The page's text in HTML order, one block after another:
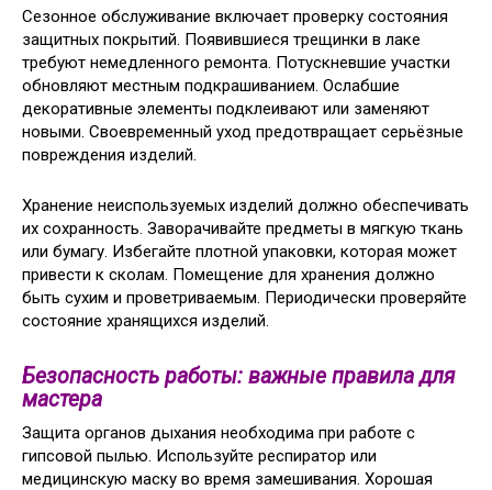
Сезонное обслуживание включает проверку состояния
защитных покрытий. Появившиеся трещинки в лаке
требуют немедленного ремонта. Потускневшие участки
обновляют местным подкрашиванием. Ослабшие
декоративные элементы подклеивают или заменяют
новыми. Своевременный уход предотвращает серьёзные
повреждения изделий.
Хранение неиспользуемых изделий должно обеспечивать
их сохранность. Заворачивайте предметы в мягкую ткань
или бумагу. Избегайте плотной упаковки, которая может
привести к сколам. Помещение для хранения должно
быть сухим и проветриваемым. Периодически проверяйте
состояние хранящихся изделий.
Безопасность работы: важные правила для
мастера
Защита органов дыхания необходима при работе с
гипсовой пылью. Используйте респиратор или
медицинскую маску во время замешивания. Хорошая